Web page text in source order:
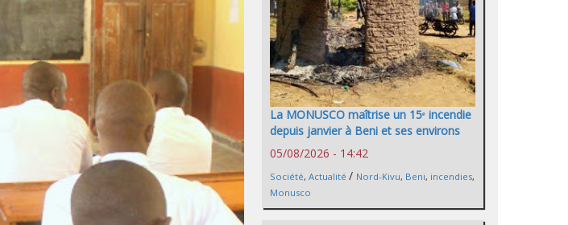
La MONUSCO maîtrise un 15ᵉ incendie
depuis janvier à Beni et ses environs
05/08/2026 - 14:42
Société, Actualité / Nord-Kivu, Beni, incendies,
Monusco